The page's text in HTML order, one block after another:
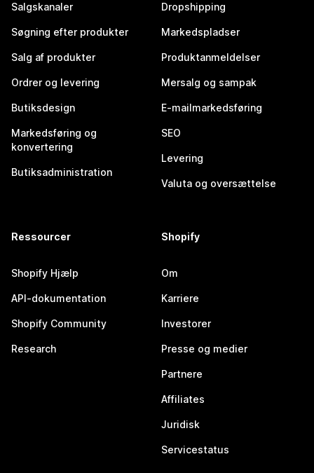
Salgskanaler
Søgning efter produkter
Salg af produkter
Ordrer og levering
Butiksdesign
Markedsføring og
konvertering
Butiksadministration
Dropshipping
Markedspladser
Produktanmeldelser
Mersalg og sampak
E-mailmarkedsføring
SEO
Levering
Valuta og oversættelse
Ressourcer
Shopify Hjælp
API-dokumentation
Shopify Community
Research
Shopify
Om
Karriere
Investorer
Presse og medier
Partnere
Affiliates
Juridisk
Servicestatus